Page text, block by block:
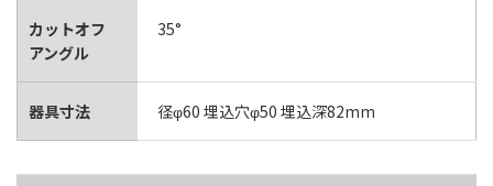
カットオフ
アングル
35°
器具寸法 径φ60 埋込穴φ50 埋込深82mm